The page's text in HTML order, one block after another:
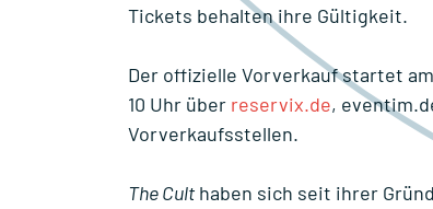
Tickets behalten ihre Gültigkeit.
Der offizielle Vorverkauf startet
10 Uhr über reservix.de,
Vorverkaufsstellen.
The Cult haben sich seit ihrer